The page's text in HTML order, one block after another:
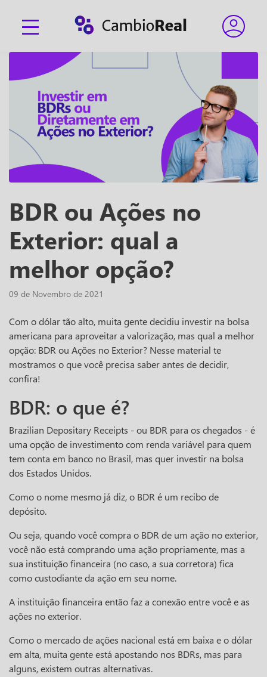
BDR ou Ações no
Exterior: qual a
melhor opção?
09 de Novembro de 2021
Com o dólar tão alto, muita gente decidiu investir na bolsa
americana para aproveitar a valorização, mas qual a melhor
opção: BDR ou Ações no Exterior? Nesse material te
mostramos o que você precisa saber antes de decidir,
confira!
BDR: o que é?
Brazilian Depositary Receipts - ou BDR para os chegados - é
uma opção de investimento com renda variável para quem
tem conta em banco no Brasil, mas quer investir na bolsa
dos Estados Unidos.
Como o nome mesmo já diz, o BDR é um recibo de
depósito.
Ou seja, quando você compra o BDR de um ação no exterior,
você não está comprando uma ação propriamente, mas a
sua instituição financeira (no caso, a sua corretora) fica
como custodiante da ação em seu nome.
A instituição financeira então faz a conexão entre você e as
ações no exterior.
Como o mercado de ações nacional está em baixa e o dólar
em alta, muita gente está apostando nos BDRs, mas para
alguns, existem outras alternativas.